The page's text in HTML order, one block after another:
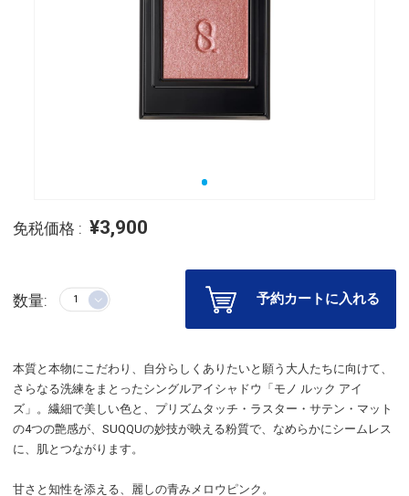
免税価格 : ¥3,900
数量: 予約カートに入れる
本質と本物にこだわり、自分らしくありたいと願う大人たちに向けて、
さらなる洗練をまとったシングルアイシャドウ「モノ ルック アイ
ズ」。繊細で美しい色と、プリズムタッチ・ラスター・サテン・マット
の4つの艶感が、SUQQUの妙技が映える粉質で、なめらかにシームレス
に、肌とつながります。
甘さと知性を添える、麗しの青みメロウピンク。